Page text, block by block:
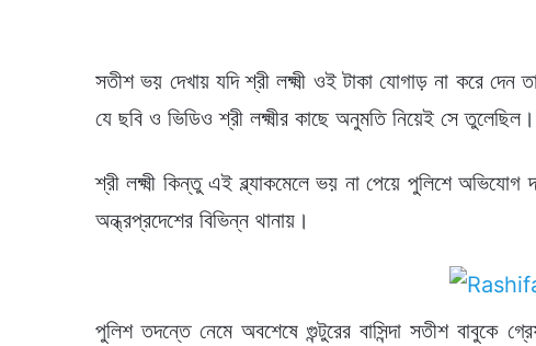
সতীশ ভয় দেখায় যদি শ্রী লক্ষ্মী ওই টাকা যোগাড় না করে দেন
যে ছবি ও ভিডিও শ্রী লক্ষ্মীর কাছে অনুমতি নিয়েই সে তুলেছিল।
শ্রী লক্ষ্মী কিন্তু এই ব্ল্যাকমেলে ভয় না পেয়ে পুলিশে অভিযোগ
অন্ধ্রপ্রদেশের বিভিন্ন থানায়।
পুলিশ তদন্তে নেমে অবশেষে গুন্টুরের বাসিন্দা সতীশ বাবুকে